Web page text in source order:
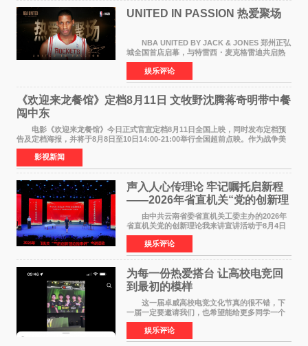
UNITED IN PASSION 热爱聚场
NBA UNITED BY JACK & JONES 郑州正弘
城全国首店启幕，与特雷西・麦克格雷迪共启热
爱 2026 年7 月21 日，
NBAUNITEDBYJACK&JONES 全国首店，于郑
州正弘城正式启幕。NBA 传奇球星
娱乐评论
《欢迎来龙餐馆》定档8月11日 文牧野沈腾蒋奇明带中餐
闯中东
电影《欢迎来龙餐馆》今日正式官宣定档8月11日全国上映，同时发布定档预
告及定档海报，并将于8月8日至10日14:00-21:00举行全国超前点映。作为战争美
食大片，影片讲述的是中国厨师徐福（沈腾
影视新闻
声入人心传理论 牢记嘱托启新程
——2026年省直机关“党的创新理
论我来讲”宣讲活动圆满落幕
由中共云南省委省直机关工委主办的2026年
省直机关党的创新理论我来讲宣讲活动于8月4日
至5日在昆明举办。活动以 "牢记嘱托 感恩奋进
开创云南发展新局面 "为主题，坚持以新时代中国
特色社会主义
娱乐评论
为每一份热爱搭台 让高校电竞回
到最初的模样
这一届卓威高校电竞文化节真的很不错，下
一届一定要邀请我们，也希望能给更多同学一个
来到现场的机会。 2026卓威高校电竞文化节
已经落下帷幕，在活动结束后，仍有不少高校电
竞社负责人和现
娱乐评论